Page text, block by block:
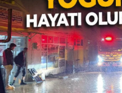
İlginç
KÜLTÜR SANAT
MAGAZİN